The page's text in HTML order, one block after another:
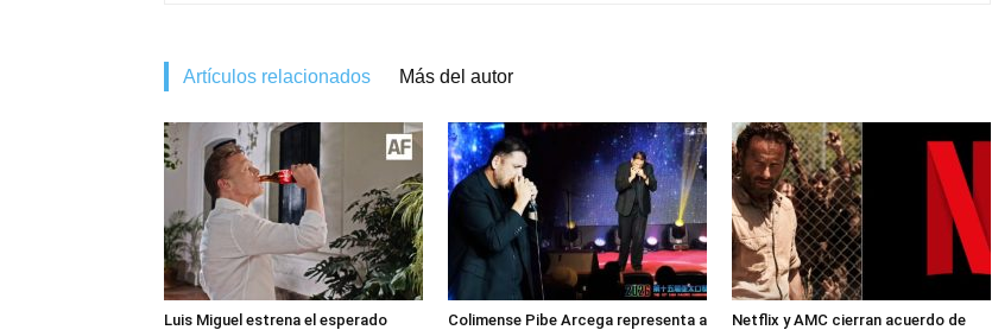
Artículos relacionados Más del autor
Luis Miguel estrena el esperado
Colimense Pibe Arcega representa a
Netflix y AMC cierran acuerdo de